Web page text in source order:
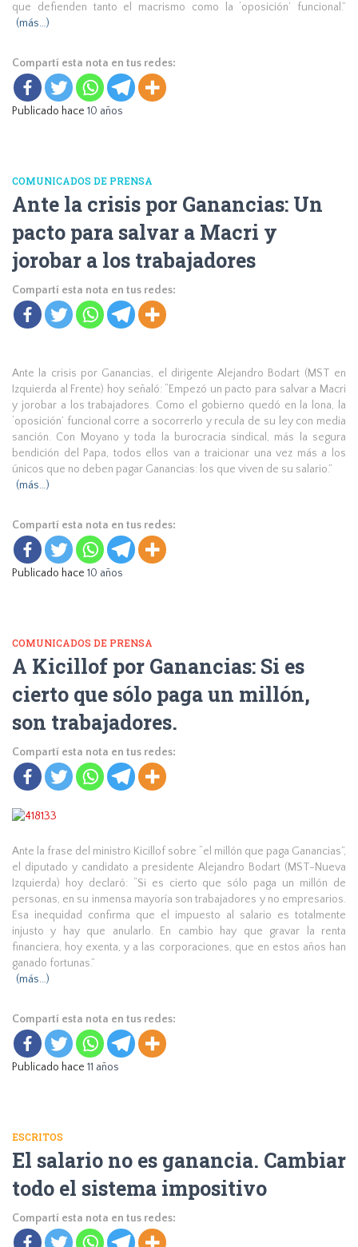
que defienden tanto el macrismo como la ‘oposición’ funcional.”
(más…)
Compartí esta nota en tus redes:
Publicado hace 10 años
COMUNICADOS DE PRENSA
Ante la crisis por Ganancias: Un
pacto para salvar a Macri y
jorobar a los trabajadores
Compartí esta nota en tus redes:
Ante la crisis por Ganancias, el dirigente Alejandro Bodart (MST en
Izquierda al Frente) hoy señaló: “Empezó un pacto para salvar a Macri
y jorobar a los trabajadores. Como el gobierno quedó en la lona, la
‘oposición’ funcional corre a socorrerlo y recula de su ley con media
sanción. Con Moyano y toda la burocracia sindical, más la segura
bendición del Papa, todos ellos van a traicionar una vez más a los
únicos que no deben pagar Ganancias: los que viven de su salario.”
(más…)
Compartí esta nota en tus redes:
Publicado hace 10 años
COMUNICADOS DE PRENSA
A Kicillof por Ganancias: Si es
cierto que sólo paga un millón,
son trabajadores.
Compartí esta nota en tus redes:
Ante la frase del ministro Kicillof sobre “el millón que paga Ganancias”,
el diputado y candidato a presidente Alejandro Bodart (MST-Nueva
Izquierda) hoy declaró: “Si es cierto que sólo paga un millón de
personas, en su inmensa mayoría son trabajadores y no empresarios.
Esa inequidad confirma que el impuesto al salario es totalmente
injusto y hay que anularlo. En cambio hay que gravar la renta
financiera, hoy exenta, y a las corporaciones, que en estos años han
ganado fortunas.”
(más…)
Compartí esta nota en tus redes:
Publicado hace 11 años
ESCRITOS
El salario no es ganancia. Cambiar
todo el sistema impositivo
Compartí esta nota en tus redes: